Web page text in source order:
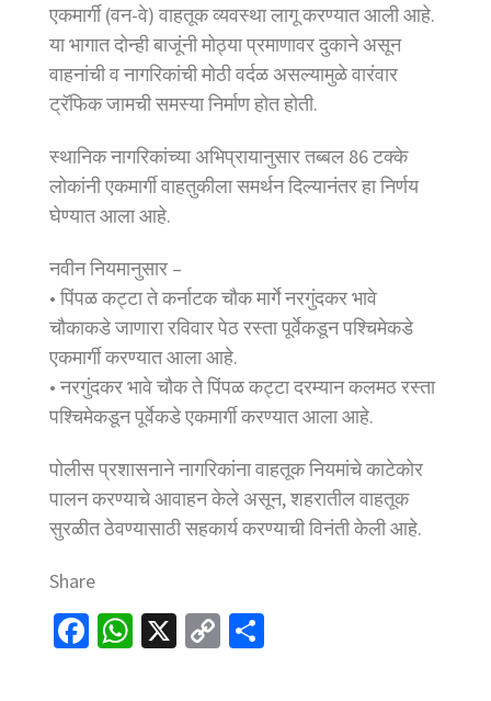
एकमार्गी (वन-वे) वाहतूक व्यवस्था लागू करण्यात आली आहे.
या भागात दोन्ही बाजूंनी मोठ्या प्रमाणावर दुकाने असून
वाहनांची व नागरिकांची मोठी वर्दळ असल्यामुळे वारंवार
ट्रॅफिक जामची समस्या निर्माण होत होती.
स्थानिक नागरिकांच्या अभिप्रायानुसार तब्बल 86 टक्के
लोकांनी एकमार्गी वाहतुकीला समर्थन दिल्यानंतर हा निर्णय
घेण्यात आला आहे.
नवीन नियमानुसार –
• पिंपळ कट्टा ते कर्नाटक चौक मार्गे नरगुंदकर भावे
चौकाकडे जाणारा रविवार पेठ रस्ता पूर्वेकडून पश्चिमेकडे
एकमार्गी करण्यात आला आहे.
• नरगुंदकर भावे चौक ते पिंपळ कट्टा दरम्यान कलमठ रस्ता
पश्चिमेकडून पूर्वेकडे एकमार्गी करण्यात आला आहे.
पोलीस प्रशासनाने नागरिकांना वाहतूक नियमांचे काटेकोर
पालन करण्याचे आवाहन केले असून, शहरातील वाहतूक
सुरळीत ठेवण्यासाठी सहकार्य करण्याची विनंती केली आहे.
Share
Fa W X
C